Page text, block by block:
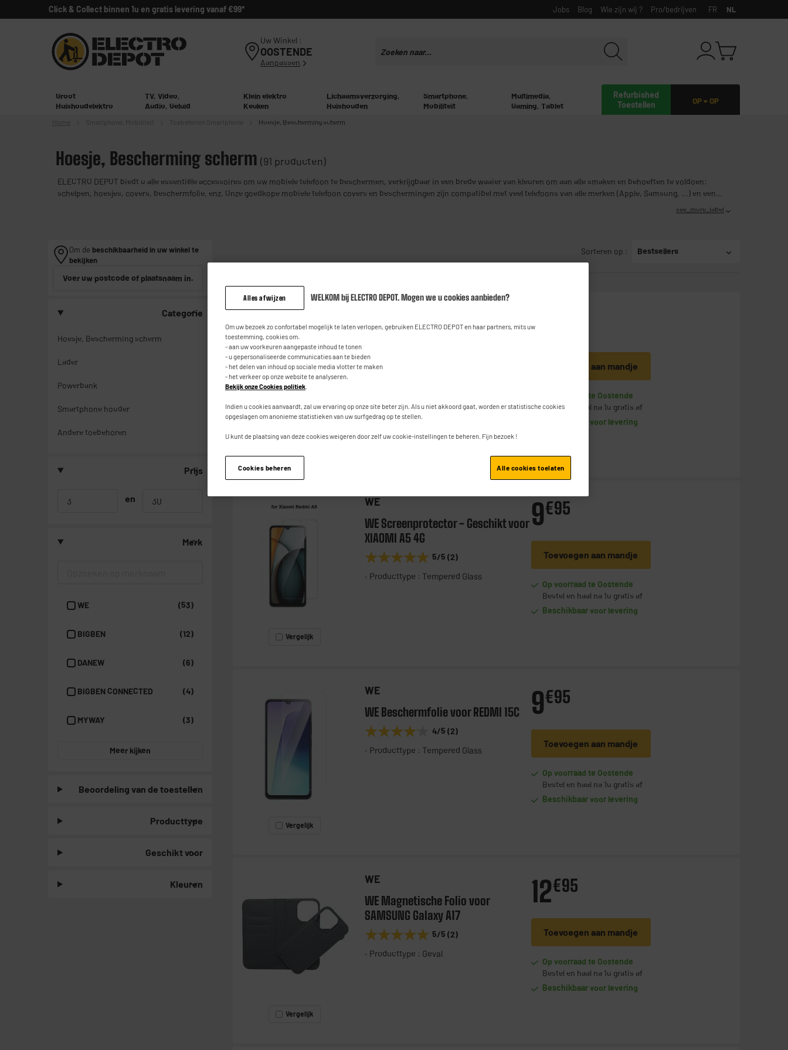
Click & Collect binnen 1u en gratis levering vanaf €99* Jobs Blog Wie zijn wij ? Pro/bedrijven FR NL
Uw Winkel :
OOSTENDE
Aanpassen
OP = OP
Refurbished
Toestellen
Groot
Huishoudelektro
TV, Video,
Audio, Geluid
Klein elektro
Keuken
Lichaamsverzorging,
Huishouden
Smartphone,
Mobiliteit
Multimedia,
Gaming, Tablet
Mobiliteit Toebehoren Smartphone Hoesje, Bescherming scherm
Hoesje, Bescherming scherm (91 producten)
ELECTRO DEPOT biedt u alle essentiële accessoires om uw mobiele telefoon te beschermen, verkrijgbaar in een brede waaier van kleuren om aan alle smaken en behoeften te voldoen:
schelpen, hoesjes, covers, beschermfolie, enz. Onze goedkope mobiele telefoon covers en beschermingen zijn compatibel met veel telefoons van alle merken (Apple, Samsung, ...) en een
see_more_label
Om de beschikbaarheid in uw winkel te
bekijken
Voer uw postcode of plaatsnaam in.
Categorie
Hoesje, Bescherming scherm
Lader
Powerbank
Smartphone houder
Andere toebehoren
Prijs
en
Merk
WE (53)
BIGBEN (12)
DANEW (6)
BIGBEN CONNECTED (4)
MYWAY (3)
Meer kijken
Beoordeling van de toestellen
Producttype
Geschikt voor
Kleuren
Sorteren op : Bestsellers
WE Hoesje - Geschikt voor XIAOMI
★★★★★
★★★★★
7
Toevoegen aan mandje
Op voorraad te Oostende
Bestel en haal na 1u gratis af
Beschikbaar voor levering
Vergelijk
WE
WE Screenprotector - Geschikt voor
XIAOMI A5 4G
★★★★★
★★★★★ 5/5 (2)
Producttype : Tempered Glass
9€95
Toevoegen aan mandje
Op voorraad te Oostende
Bestel en haal na 1u gratis af
Beschikbaar voor levering
Vergelijk
WE
WE Beschermfolie voor REDMI 15C
★★★★★
★★★★★ 4/5 (2)
Producttype : Tempered Glass
9€95
Toevoegen aan mandje
Op voorraad te Oostende
Bestel en haal na 1u gratis af
Beschikbaar voor levering
Vergelijk
WE
WE Magnetische Folio voor
SAMSUNG Galaxy A17
★★★★★
★★★★★ 5/5 (2)
Producttype : Geval
12€95
Toevoegen aan mandje
Op voorraad te Oostende
Bestel en haal na 1u gratis af
Beschikbaar voor levering
Alles afwijzen WELKOM bij ELECTRO DEPOT. Mogen we u cookies aanbieden?
Om uw bezoek zo confortabel mogelijk te laten verlopen, gebruiken ELECTRO DEPOT en haar partners, mits uw
toestemming, cookies om:
- aan uw voorkeuren aangepaste inhoud te tonen
- u gepersonaliseerde communicaties aan te bieden
- het delen van inhoud op sociale media vlotter te maken
- het verkeer op onze website te analyseren.
Bekijk onze Cookies politiek
Indien u cookies aanvaardt, zal uw ervaring op onze site beter zijn. Als u niet akkoord gaat, worden er statistische cookies
opgeslagen om anonieme statistieken van uw surfgedrag op te stellen.
U kunt de plaatsing van deze cookies weigeren door zelf uw cookie-instellingen te beheren. Fijn bezoek !
Cookies beheren Alle cookies toelaten